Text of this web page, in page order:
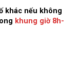
khác nếu không
khung giờ 8h-